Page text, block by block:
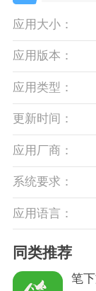
应用大小：
应用版本：
应用类型：
更新时间：
应用厂商：
系统要求：
应用语言：
同类推荐
笔